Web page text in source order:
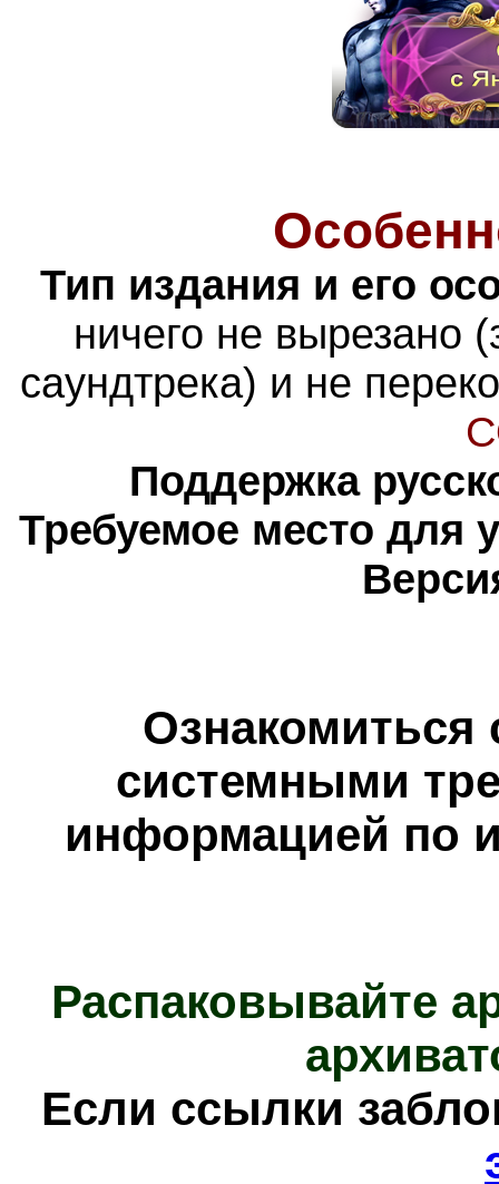
Тип издания и его
ничего не вырезано
саундтрека) и не
Поддержка
Требуемое место для
Ознакомиться
системными
информацией по
Распаковывайте
Если ссылки